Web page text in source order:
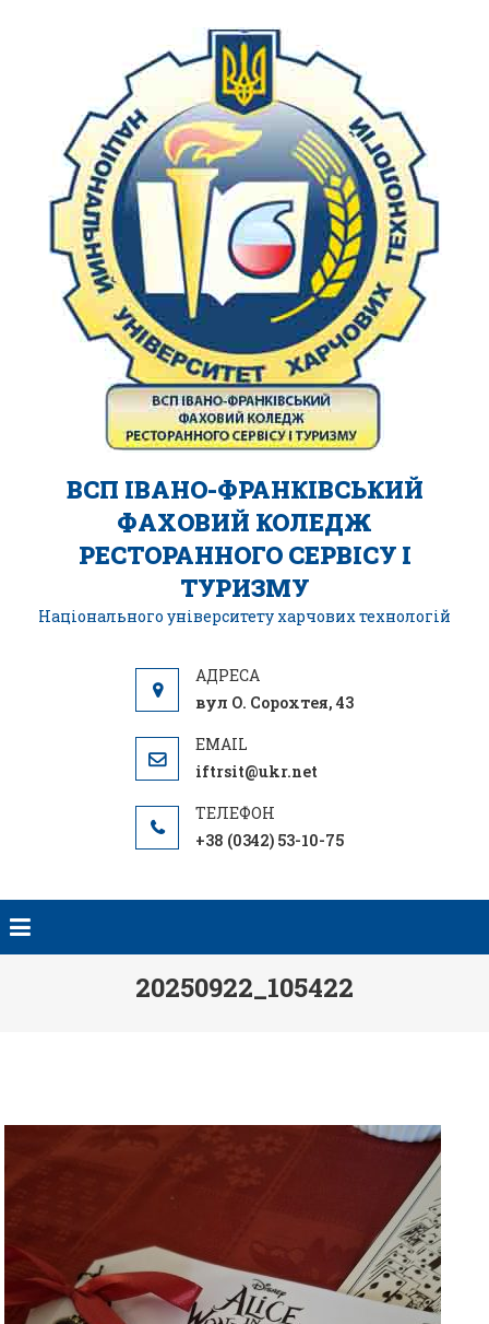
ВСП ІВАНО-ФРАНКІВСЬКИЙ
ФАХОВИЙ КОЛЕДЖ
РЕСТОРАННОГО СЕРВІСУ І
ТУРИЗМУ
Національного університету харчових технологій
вул О. Сорохтея, 43
iftrsit@ukr.net
+38 (0342) 53-10-75
20250922_105422